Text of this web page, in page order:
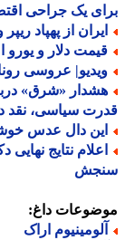
یک جراحی
از پهپاد
دلار و یورو امروز
عروسی
«شرق» درباره
سیاسی، نقد
دال عدس
داغ:
اراک